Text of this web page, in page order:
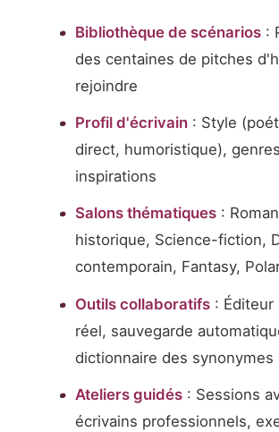
Bibliothèque de scénarios:
des centaines de pitches
rejoindre
Profil d'écrivain: Style
direct, humoristique),
inspirations
Salons thématiques:
historique, Science-fiction,
contemporain, Fantasy,
Outils collaboratifs: Éditeur
réel, sauvegarde
dictionnaire des synonymes
Ateliers guidés: Sessions
écrivains professionnels,